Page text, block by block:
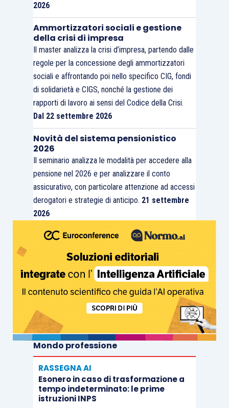
2026
Ammortizzatori sociali e gestione
della crisi di impresa
Il master analizza la crisi d’impresa, partendo dalle
regole per la concessione degli ammortizzatori
sociali e affrontando poi nello specifico CIG, fondi
di solidarietà e CIGS, nonché la gestione dei
rapporti di lavoro ai sensi del Codice della Crisi.
Dal 22 settembre 2026
Novità del sistema pensionistico
2026
Il seminario analizza le modalità per accedere alla
pensione nel 2026 e per analizzare il conto
assicurativo, con particolare attenzione ad accessi
derogatori e strategie di anticipo. 21 settembre
2026
Mondo professione
RASSEGNA AI
Esonero in caso di trasformazione a
tempo indeterminato: le prime
istruzioni INPS